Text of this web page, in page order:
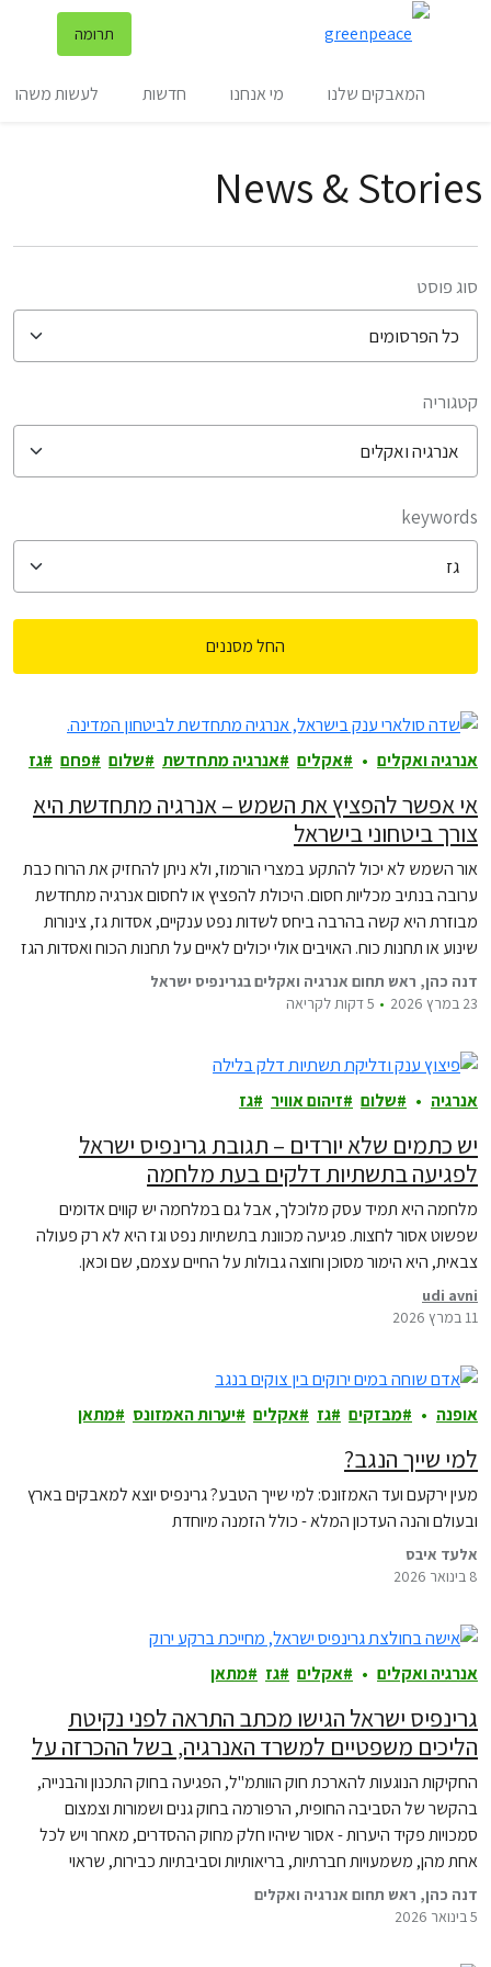
תרומה
המאבקים שלנו מי אנחנו חדשות לעשות משהו
News & Stories
סוג פוסט
קטגוריה
keywords
החל מסננים
filtered results
אנרגיה ואקלים אקלים אנרגיה מתחדשת שלום פחם גז
אי אפשר להפציץ את השמש – אנרגיה מתחדשת היא
צורך ביטחוני בישראל
אור השמש לא יכול להתקע במצרי הורמוז, ולא ניתן להחזיק את הרוח כבת
ערובה בנתיב מכליות חסום. היכולת להפציץ או לחסום אנרגיה מתחדשת
מבוזרת היא קשה בהרבה ביחס לשדות נפט ענקיים, אסדות גז, צינורות
שינוע או תחנות כוח. האויבים אולי יכולים לאיים על תחנות הכוח ואסדות הגז
שלנו, אבל הם לעולם לא יוכלו לכבות את…
דנה כהן, ראש תחום אנרגיה ואקלים בגרינפיס ישראל
23 במרץ 2026
5 דקות לקריאה
אנרגיה שלום זיהום אוויר גז
יש כתמים שלא יורדים – תגובת גרינפיס ישראל
לפגיעה בתשתיות דלקים בעת מלחמה
מלחמה היא תמיד עסק מלוכלך, אבל גם במלחמה יש קווים אדומים
שפשוט אסור לחצות. פגיעה מכוונת בתשתיות נפט וגז היא לא רק פעולה
צבאית, היא הימור מסוכן וחוצה גבולות על החיים עצמם, שם וכאן.
udi avni
11 במרץ 2026
אופנה מבזקים גז אקלים יערות האמזונס מתאן
למי שייך הנגב?
מעין ירקעם ועד האמזונס: למי שייך הטבע? גרינפיס יוצא למאבקים בארץ
ובעולם והנה העדכון המלא - כולל הזמנה מיוחדת
אלעד איבס
8 בינואר 2026
אנרגיה ואקלים אקלים גז מתאן
גרינפיס ישראל הגישו מכתב התראה לפני נקיטת
הליכים משפטיים למשרד האנרגיה, בשל ההכרזה על
יציאה לסבב חדש ונוסף של חיפושי גז במים הכלכליים
של ישראל
החקיקות הנוגעות להארכת חוק הוותמ"ל, הפגיעה בחוק התכנון והבנייה,
בהקשר של הסביבה החופית, הרפורמה בחוק גנים ושמורות וצמצום
סמכויות פקיד היערות - אסור שיהיו חלק מחוק ההסדרים, מאחר ויש לכל
אחת מהן, משמעויות חברתיות, בריאותיות וסביבתיות כבירות, שראוי
שהכנסת תדון בהן בכובד ראש, ולא תחת איום ולחץ להעברת התקציב.
דנה כהן, ראש תחום אנרגיה ואקלים
5 בינואר 2026